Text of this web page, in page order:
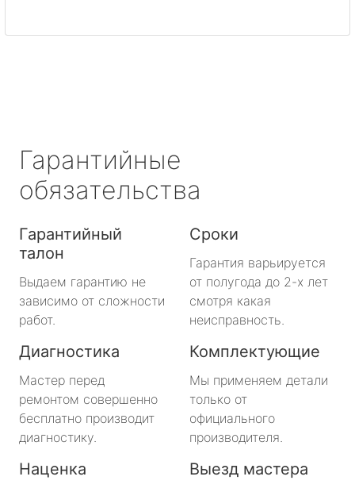
Гарантийные
обязательства
Гарантийный
талон
Выдаем гарантию не
зависимо от сложности
работ.
Сроки
Гарантия варьируется
от полугода до 2-х лет
смотря какая
неисправность.
Диагностика
Мастер перед
ремонтом совершенно
бесплатно производит
диагностику.
Комплектующие
Мы применяем детали
только от
официального
производителя.
Наценка Выезд мастера